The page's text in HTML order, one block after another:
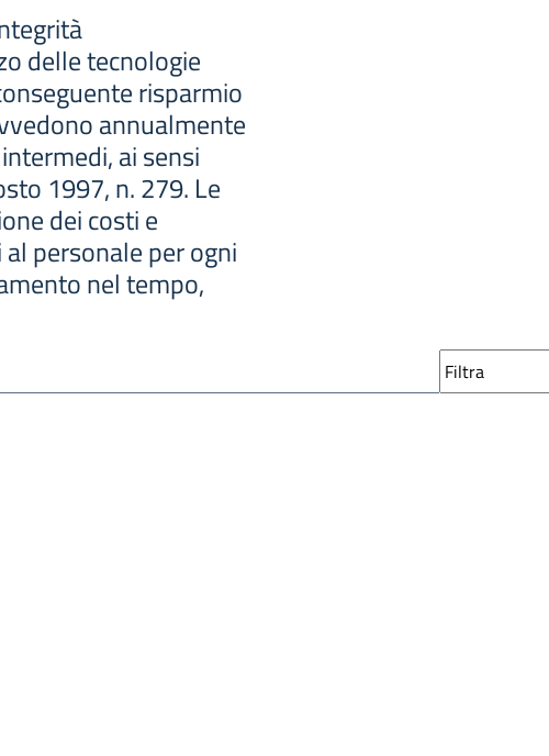
delle tecnologie
risparmio
annualmente
ai sensi
1997, n. 279. Le
dei costi e
personale per ogni
nel tempo,